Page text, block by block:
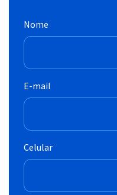
Nome
E-mail
Celular